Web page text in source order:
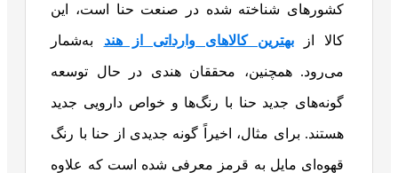
کشورهای شناخته شده در صنعت حنا است، این
کالا ازبهترین کالاهای وارداتی از هند به‌شمار
می‌رود. همچنین، محققان هندی در حال توسعه
گونه‌های جدید حنا با رنگ‌ها و خواص دارویی جدید
هستند. برای مثال، اخیراً گونه جدیدی از حنا با رنگ
قهوه‌ای مایل به قرمز معرفی شده است که علاوه